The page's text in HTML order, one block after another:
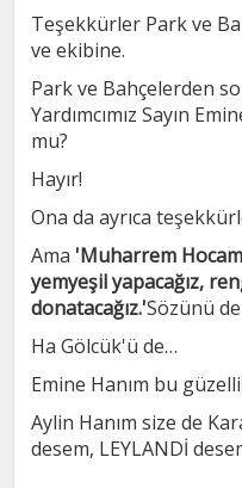
Teşekkürler Park ve
ve ekibine.
Park ve Bahçelerden
Yardımcımız Sayın
mu?
Hayır!
Ona da ayrıca
Ama 'Muharrem
yemyeşil yapacağız,
donatacağız.'Sözünü
Ha Gölcük'ü de…
Emine Hanım bu
Aylin Hanım size de
desem, LEYLANDİ